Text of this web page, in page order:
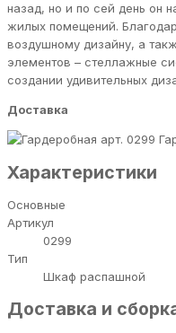
назад, но и по сей день он
жилых помещений.
воздушному дизайну, а
элементов – стеллажные
создании удивительных
Доставка
Характеристики
Основные
Артикул
0299
Тип
Шкаф распашной
Доставка и